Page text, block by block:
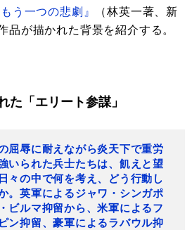
う一つの悲劇』
（林英一著、新
品が描かれた背景を紹介する。
た「エリート参謀」
屈辱に耐えながら炎天下で重労
いられた兵士たちは、飢えと望
々の中で何を考え、どう行動し
。英軍によるジャワ・シンガポ
ビルマ抑留から、米軍によるフ
ン抑留、豪軍によるラバウル抑